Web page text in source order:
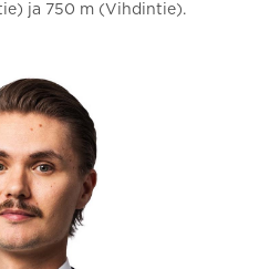
ja 750 m (Vihdintie).